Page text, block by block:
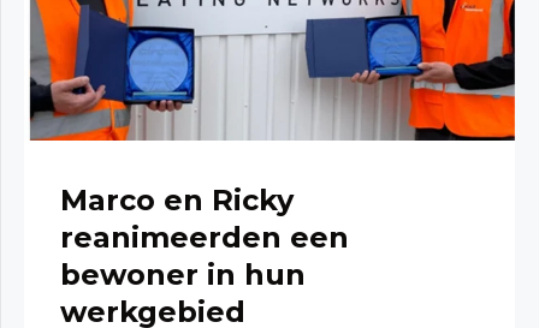
Marco en Ricky
reanimeerden een
bewoner in hun
werkgebied